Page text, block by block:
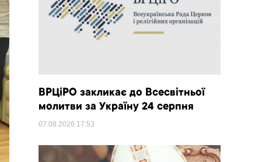
ВРЦіРО закликає до Всесвітньої
молитви за Україну 24 серпня
07.08.2026 17:53